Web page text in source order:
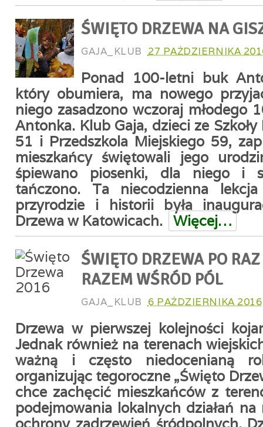
ŚWIĘTO DRZEWA NA
GAJA_KLUB 27 PAŹDZIERNIKA
Ponad 100-letni buk
który obumiera, ma nowego
niego zasadzono wczoraj młodego
Antonka. Klub Gaja, dzieci ze
51 i Przedszkola Miejskiego 59,
mieszkańcy świętowali jego
śpiewano piosenki, dla niego i
tańczono. Ta niecodzienna
przyrodzie i historii była
Drzewa w Katowicach. Więcej…
ŚWIĘTO DRZEWA PO
RAZEM WŚRÓD PÓL
GAJA_KLUB 6 PAŹDZIERNIKA 2016
Drzewa w pierwszej kolejności
Jednak również na terenach
ważną i często niedocenianą
organizując tegoroczne „Święto
chce zachęcić mieszkańców z
podejmowania lokalnych działań na